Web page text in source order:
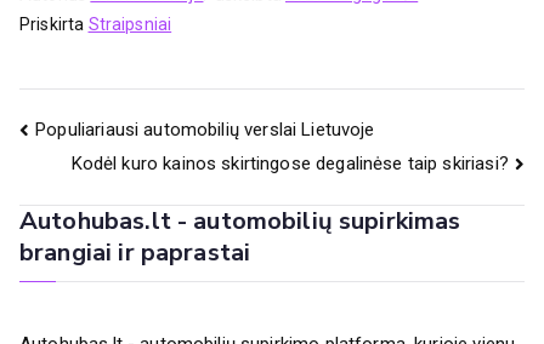
Priskirta Straipsniai
Navigacija
įrašų
Populiariausi automobilių verslai Lietuvoje
Kodėl kuro kainos skirtingose degalinėse taip skiriasi?
Autohubas.lt - automobilių supirkimas
brangiai ir paprastai